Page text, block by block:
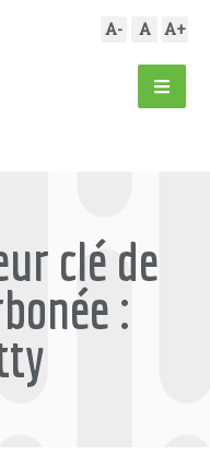
A- A A+
clé de
: